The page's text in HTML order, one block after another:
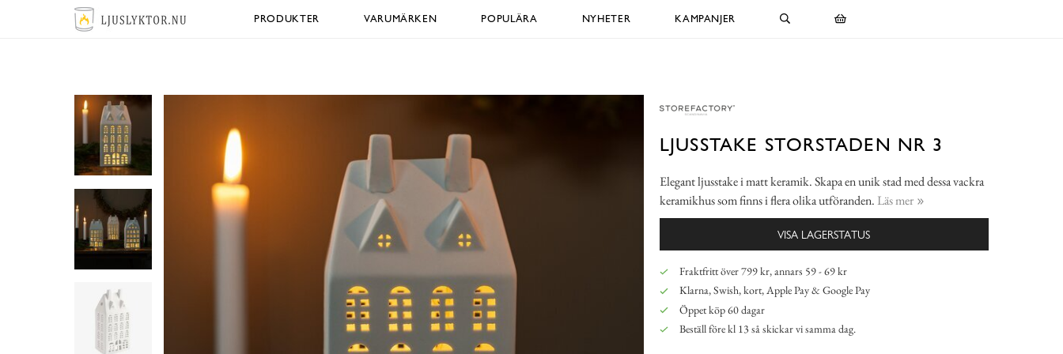
PRODUKTER VARUMÄRKEN POPULÄRA NYHETER KAMPANJER
LJUSSTAKE STORSTADEN NR 3
Elegant ljusstake i matt keramik. Skapa en unik stad med dessa vackra
keramikhus som finns i flera olika utföranden. Läs mer
VISA LAGERSTATUS
Fraktfritt över 799 kr, annars 59 - 69 kr
Klarna, Swish, kort, Apple Pay & Google Pay
Öppet köp 60 dagar
Beställ före kl 13 så skickar vi samma dag.